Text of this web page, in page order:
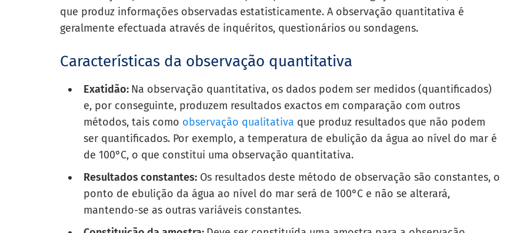
que produz informações observadas estatisticamente. A observação quantitativa é
geralmente efectuada através de inquéritos, questionários ou sondagens.
Características da observação quantitativa
Exatidão: Na observação quantitativa, os dados podem ser medidos (quantificados)
e, por conseguinte, produzem resultados exactos em comparação com outros
métodos, tais como observação qualitativa que produz resultados que não podem
ser quantificados. Por exemplo, a temperatura de ebulição da água ao nível do mar é
de 100°C, o que constitui uma observação quantitativa.
Resultados constantes: Os resultados deste método de observação são constantes, o
ponto de ebulição da água ao nível do mar será de 100°C e não se alterará,
mantendo-se as outras variáveis constantes.